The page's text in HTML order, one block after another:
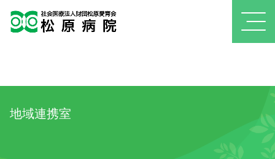
地域連携室